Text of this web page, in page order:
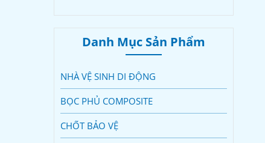
Danh Mục Sản Phẩm
NHÀ VỆ SINH DI ĐỘNG
BỌC PHỦ COMPOSITE
CHỐT BẢO VỆ